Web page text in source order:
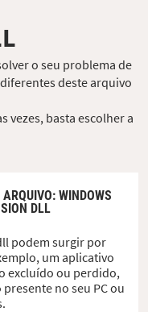
o seu problema de
deste arquivo
vezes, basta escolher a
ARQUIVO: WINDOWS
DLL
podem surgir por
um aplicativo
excluído ou perdido,
no seu PC ou